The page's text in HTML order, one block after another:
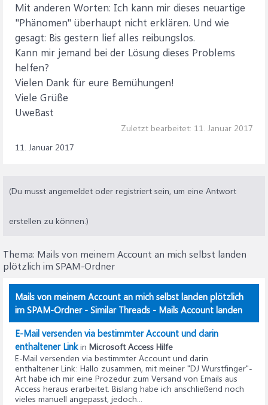
Mit anderen Worten: Ich kann mir dieses neuartige
"Phänomen" überhaupt nicht erklären. Und wie
gesagt: Bis gestern lief alles reibungslos.
Kann mir jemand bei der Lösung dieses Problems
helfen?
Vielen Dank für eure Bemühungen!
Viele Grüße
UweBast
Zuletzt bearbeitet: 11. Januar 2017
11. Januar 2017
(Du musst angemeldet oder registriert sein, um eine Antwort
erstellen zu können.)
Thema: Mails von meinem Account an mich selbst landen
plötzlich im SPAM-Ordner
Mails von meinem Account an mich selbst landen plötzlich
im SPAM-Ordner - Similar Threads - Mails Account landen
E-Mail versenden via bestimmter Account und darin
enthaltener Linkin Microsoft Access Hilfe
E-Mail versenden via bestimmter Account und darin
enthaltener Link: Hallo zusammen, mit meiner "DJ Wurstfinger"-
Art habe ich mir eine Prozedur zum Versand von Emails aus
Access heraus erarbeitet. Bislang habe ich anschließend noch
vieles manuell angepasst, jedoch...